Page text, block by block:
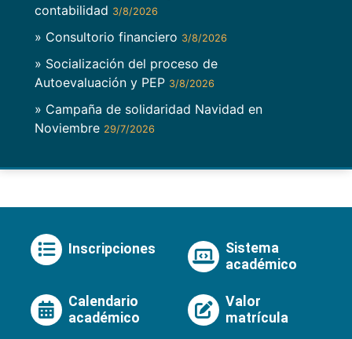
contabilidad 3/8/2026
» Consultorio financiero 3/8/2026
» Socialización del proceso de
Autoevaluación y PEP 3/8/2026
» Campaña de solidaridad Navidad en
Noviembre 29/7/2026
Inscripciones
Sistema
académico
Calendario
académico
Valor
matrícula